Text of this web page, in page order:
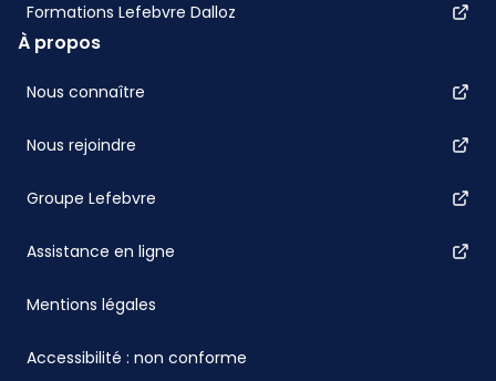
Formations Lefebvre Dalloz
À propos
Nous connaître
Nous rejoindre
Groupe Lefebvre
Assistance en ligne
Mentions légales
Accessibilité : non conforme